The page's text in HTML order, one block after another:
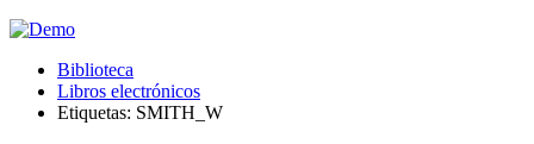
Biblioteca
Libros electrónicos
Etiquetas: SMITH_W